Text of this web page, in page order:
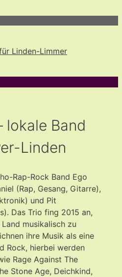
lokale Band
Linden
Rap-Rock Band Ego
(Rap, Gesang, Gitarre),
und Pit
Das Trio fing 2015 an,
musikalisch zu
ihre Musik als eine
Rock, hierbei werden
Rage Against The
Stone Age, Deichkind,